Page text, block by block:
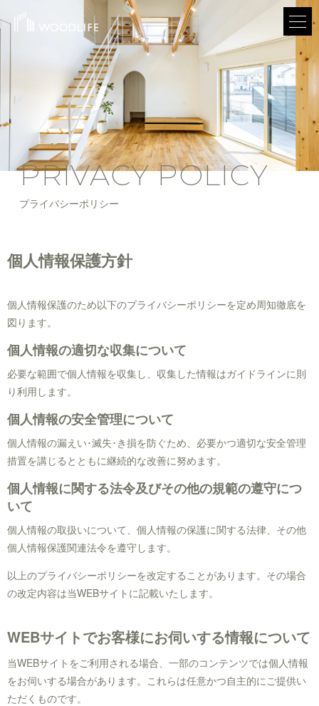
PRIVACY POLICY
プライバシーポリシー
個人情報保護方針
個人情報保護のため以下のプライバシーポリシーを定め周知徹底を
図ります。
個人情報の適切な収集について
必要な範囲で個人情報を収集し、収集した情報はガイドラインに則
り利用します。
個人情報の安全管理について
個人情報の漏えい･滅失･き損を防ぐため、必要かつ適切な安全管理
措置を講じるとともに継続的な改善に努めます。
個人情報に関する法令及びその他の規範の遵守につ
いて
個人情報の取扱いについて、個人情報の保護に関する法律、その他
個人情報保護関連法令を遵守します。
以上のプライバシーポリシーを改定することがあります。その場合
の改定内容は当WEBサイトに記載いたします。
WEBサイトでお客様にお伺いする情報について
当WEBサイトをご利用される場合、一部のコンテンツでは個人情報
をお伺いする場合があります。これらは任意かつ自主的にご提供い
ただくものです。